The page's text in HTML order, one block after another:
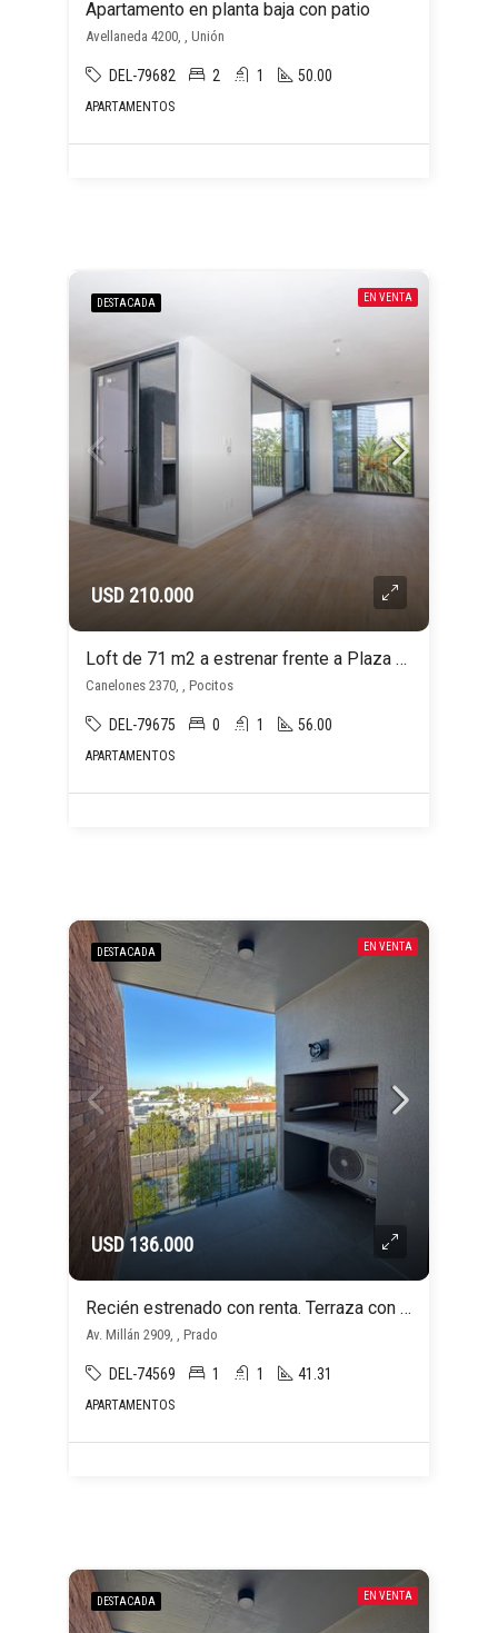
Apartamento en planta baja con patio
Avellaneda 4200, , Unión
DEL-79682 2 1 50.00
APARTAMENTOS
DESTACADA EN VENTA
USD 210.000
Loft de 71 m2 a estrenar frente a Plaza Varela. Con cochera. Sin gastos de ocupación!
Canelones 2370, , Pocitos
DEL-79675 0 1 56.00
APARTAMENTOS
DESTACADA EN VENTA
USD 136.000
Recién estrenado con renta. Terraza con parrillero!
Av. Millán 2909, , Prado
DEL-74569 1 1 41.31
APARTAMENTOS
DESTACADA EN VENTA